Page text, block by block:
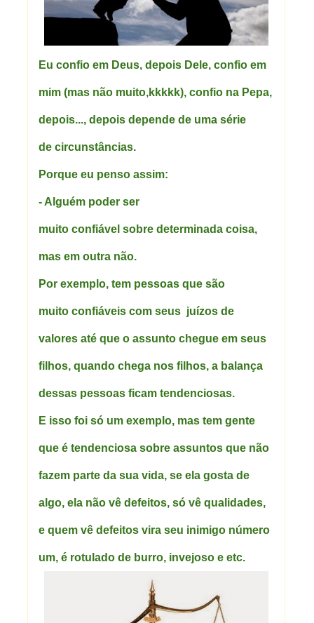
Eu confio em Deus, depois Dele, confio em
mim (mas não muito,kkkkk), confio na Pepa,
depois..., depois depende de uma série
de circunstâncias.
Porque eu penso assim:
- Alguém poder ser
muito confiável sobre determinada coisa,
mas em outra não.
Por exemplo, tem pessoas que são
muito confiáveis com seus juízos de
valores até que o assunto chegue em seus
filhos, quando chega nos filhos, a balança
dessas pessoas ficam tendenciosas.
E isso foi só um exemplo, mas tem gente
que é tendenciosa sobre assuntos que não
fazem parte da sua vida, se ela gosta de
algo, ela não vê defeitos, só vê qualidades,
e quem vê defeitos vira seu inimigo número
um, é rotulado de burro, invejoso e etc.